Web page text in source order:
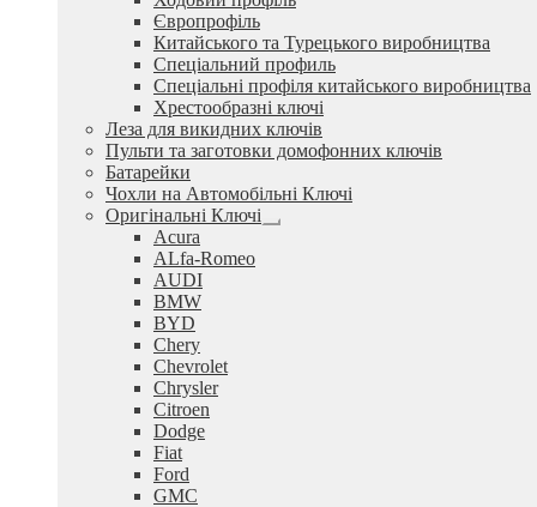
вкладене
Європрофіль
Китайського та Турецького виробництва
Спеціальний профиль
Спеціальні профіля китайського виробництва
Хрестообразні ключі
Леза для викидних ключів
Пульти та заготовки домофонних ключів
Батарейки
Чохли на Автомобільні Ключі
Оригінальні Ключі
Розгорнуте
Acura
ALfa-Romeo
AUDI
BMW
BYD
Chery
Chevrolet
Chrysler
Citroen
Dodge
Fiat
Ford
GMC